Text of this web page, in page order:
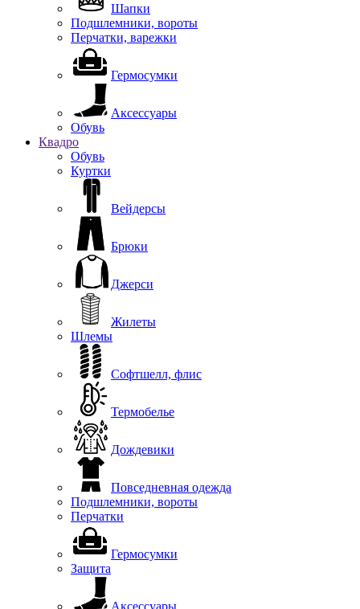
Шапки
Подшлемники, вороты
Перчатки, варежки
Гермосумки
Аксессуары
Обувь
Квадро
Обувь
Куртки
Вейдерсы
Брюки
Джерси
Жилеты
Шлемы
Софтшелл, флис
Термобелье
Дождевики
Повседневная одежда
Подшлемники, вороты
Перчатки
Гермосумки
Защита
Аксессуары